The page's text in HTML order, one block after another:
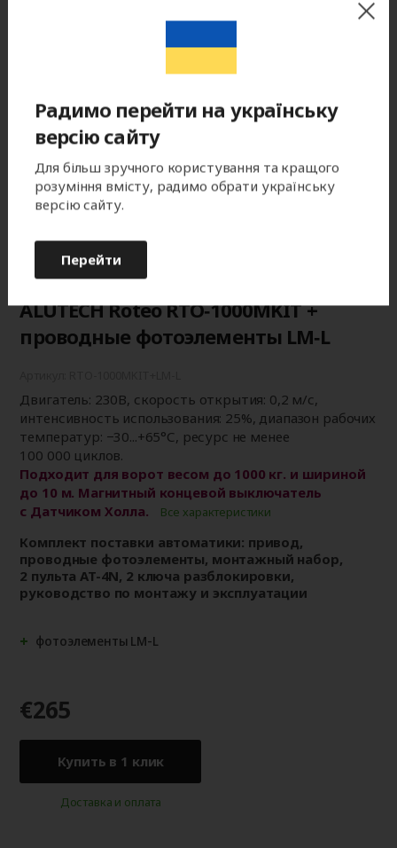
Привод для откатных ворот
ALUTECH Roteo RTO‑1000MKIT +
проводные фотоэлементы LM‑L
Двигатель: 230В, скорость открытия: 0,2 м/с,
интенсивность использования: 25%, диапазон рабочих
температур: −30...+65°С, ресурс не менее
100 000 циклов.
Подходит для ворот весом до 1000 кг. и шириной
до 10 м. Магнитный концевой выключатель
с Датчиком Холла.
Все характеристики
Комплект поставки автоматики: привод,
проводные фотоэлементы, монтажный набор,
2 пульта AT-4N, 2 ключа разблокировки,
руководство по монтажу и эксплуатации
фотоэлементы LM-L
€265
Купить в 1 клик
Доставка и оплата
Радимо перейти на українську
версію сайту
Для більш зручного користування та кращого
розуміння вмісту, радимо обрати українську
версію сайту.
Перейти